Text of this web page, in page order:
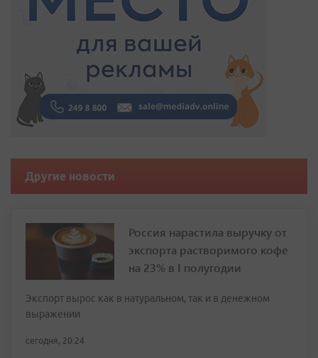
Другие новости
Россия нарастила выручку от
экспорта растворимого кофе
на 23% в I полугодии
Экспорт вырос как в натуральном, так и в денежном
выражении
сегодня, 20:24